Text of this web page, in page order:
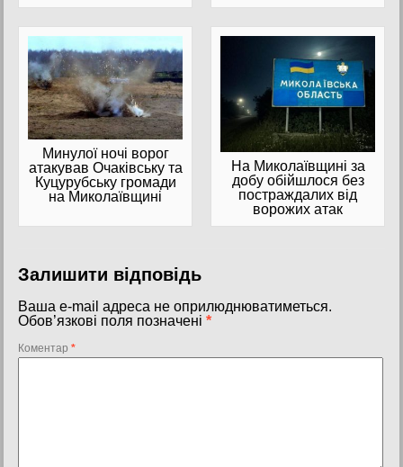
Минулої ночі ворог
атакував Очаківську та
Куцурубську громади
на Миколаївщині
На Миколаївщині за
добу обійшлося без
постраждалих від
ворожих атак
Залишити відповідь
Ваша e-mail адреса не оприлюднюватиметься.
Обов’язкові поля позначені *
Коментар *